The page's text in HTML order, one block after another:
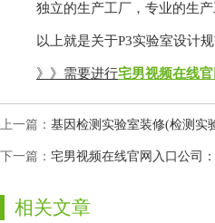
独立的生产工厂，专业的生产工
以上就是关于P3实验室设计规范的
》》需要进行宅男视频在线官
上一篇： 基因检测实验室装修(检测实
下一篇： 宅男视频在线官网入口公司
相关文章